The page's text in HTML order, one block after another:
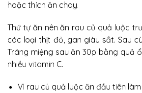
hoặc thích ăn chay.
Thứ tự ăn nên ăn rau củ quả luộc
các loại thịt đỏ, gan giàu sắt. Sau
Tráng miệng sau ăn 30p bằng quả
nhiều vitamin C.
Vì rau củ quả luộc ăn đầu tiên